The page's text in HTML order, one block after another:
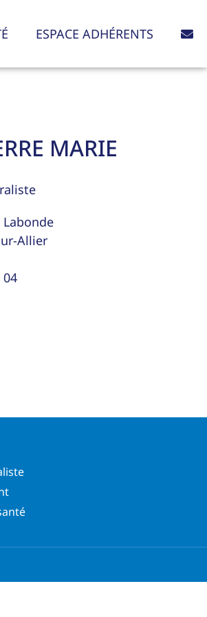
ESPACE ADHÉRENTS
MARIE
Labonde
Allier
04